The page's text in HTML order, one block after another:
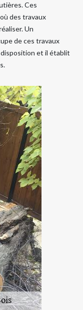
Ces
des travaux
Un
de ces travaux
et il établit